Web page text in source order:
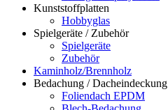
Kunststoffplatten
Hobbyglas
Spielgeräte / Zubehör
Spielgeräte
Zubehör
Kaminholz/Brennholz
Bedachung / Dacheindeckung
Foliendach EPDM